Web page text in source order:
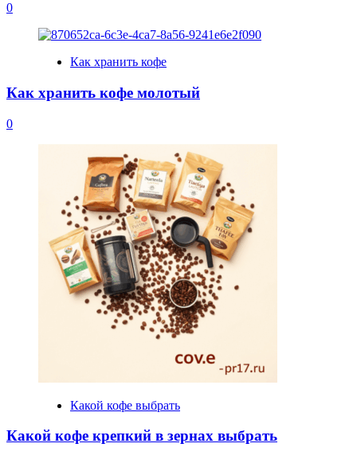
0
Как хранить кофе
Как хранить кофе молотый
0
Какой кофе выбрать
Какой кофе крепкий в зернах выбрать